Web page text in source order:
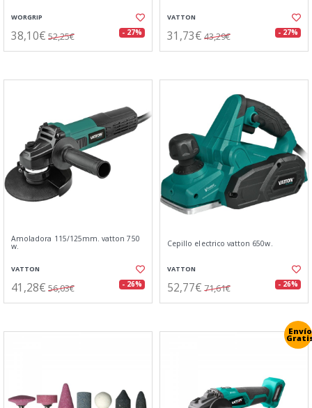
WORGRIP
38,10€ 52,25€ - 27%
VATTON
31,73€ 43,29€ - 27%
Amoladora 115/125mm. vatton 750
w.
VATTON
41,28€ 56,03€ - 26%
Cepillo electrico vatton 650w.
VATTON
52,77€ 71,61€ - 26%
Envío